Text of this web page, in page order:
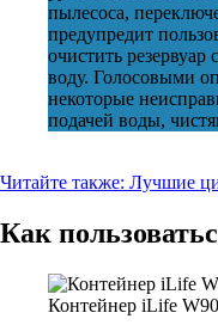
пылесоса,
предупредит
очистить
воду. Голосовыми
некоторые
подачей воды,
Читайте также: Лучшие
Как
Контейнер iLife W90